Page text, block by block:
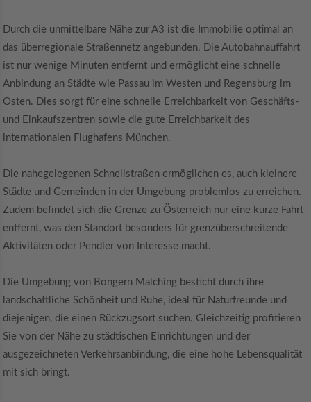
Durch die unmittelbare Nähe zur A3 ist die Immobilie optimal an
das überregionale Straßennetz angebunden. Die Autobahnauffahrt
ist nur wenige Minuten entfernt und ermöglicht eine schnelle
Anbindung an Städte wie Passau im Westen und Regensburg im
Osten. Dies sorgt für eine schnelle Erreichbarkeit von Geschäfts-
und Einkaufszentren sowie die gute Erreichbarkeit des
internationalen Flughafens München.
Die nahegelegenen Schnellstraßen ermöglichen es, auch kleinere
Städte und Gemeinden in der Umgebung problemlos zu erreichen.
Zudem befindet sich die Grenze zu Österreich nur eine kurze Fahrt
entfernt, was den Standort besonders für grenzüberschreitende
Aktivitäten oder Pendler von Interesse macht.
Die Umgebung von Bongern Malching besticht durch ihre
landschaftliche Schönheit und Ruhe, ideal für Naturfreunde und
diejenigen, die einen Rückzugsort suchen. Gleichzeitig profitieren
Sie von der Nähe zu städtischen Einrichtungen und der
ausgezeichneten Verkehrsanbindung, die eine hohe Lebensqualität
mit sich bringt.